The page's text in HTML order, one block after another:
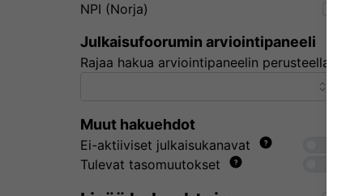
NPI (Norja)
Julkaisufoorumin arviointipaneeli
Rajaa hakua arviointipaneelin perusteella.
Muut hakuehdot
Ei-aktiiviset julkaisukanavat
Tulevat tasomuutokset